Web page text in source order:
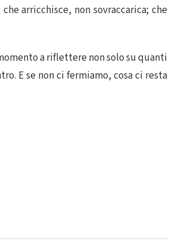
arricchisce, non sovraccarica; che
a riflettere non solo su quanti
E se non ci fermiamo, cosa ci resta